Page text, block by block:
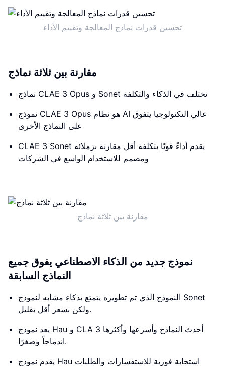
تحسين قدرات نماذج المعالجة وتقييم الأداء
مقارنة بين ثلاثة نماذج
نماذج CLAE 3 Opus و Sonet تختلف في الذكاء والتكلفة
نموذج CLAE 3 Opus هو نظام AI عالي التكنولوجيا يتفوق
على النماذج الأخرى
CLAE 3 Sonet يقدم أداءً قويًا بتكلفة أقل مقارنة بزملائه
ومصمم للاستخدام الواسع في الشركات
مقارنة بين ثلاثة نماذج
نموذج جديد من الذكاء الاصطناعي يفوق جميع
النماذج السابقة
النموذج الذي تم تطويره يتمتع بذكاء مشابه لنموذج Sonet
ولكن بسعر أقل بقليل.
يعد نموذج Hau و CLA 3 أحدث النماذج وأسرعها وأكثرها
اندماجاً وصغرًا.
يقدم نموذج Hau استجابة فورية للاستفسارات والطلبات